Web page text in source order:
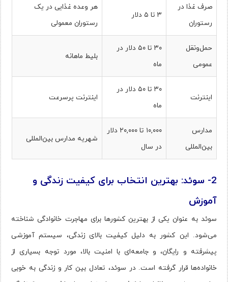
صرف غذا در
رستوران
۳ تا ۵ دلار
هر وعده غذایی در یک
رستوران معمولی
حمل‌ونقل
عمومی
۳۰ تا ۵۰ دلار در
ماه
بلیط ماهانه
اینترنت
۳۰ تا ۵۰ دلار در
ماه
اینترنت پرسرعت
مدارس
بین‌المللی
۱۰,۰۰۰ تا ۲۰,۰۰۰ دلار
در سال
شهریه مدارس بین‌المللی
2- سوئد: بهترین انتخاب برای کیفیت زندگی و
آموزش
سوئد به عنوان یکی از بهترین کشورها برای مهاجرت خانوادگی شناخته
می‌شود. این کشور به دلیل کیفیت بالای زندگی، سیستم آموزشی
پیشرفته و رایگان، و جامعه‌ای با امنیت بالا، مورد توجه بسیاری از
خانواده‌ها قرار گرفته است. در سوئد، تعادل بین کار و زندگی به خوبی